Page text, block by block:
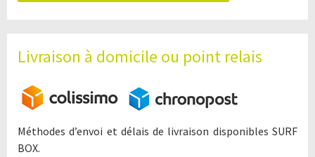
Livraison à domicile ou point relais
Méthodes d’envoi et délais de livraison disponibles SURF
BOX.